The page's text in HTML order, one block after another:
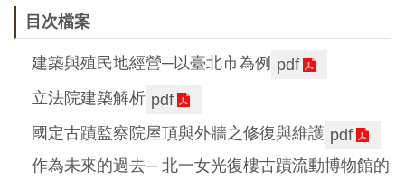
En
glis
h
日
本
語
ha
sa
Ind
on
esi
a
Tiế
ng
Việ
t
目次檔案
建築與殖民地經營─以臺北市為例 pdf
立法院建築解析 pdf
國定古蹟監察院屋頂與外牆之修復與維護 pdf
作為未來的過去─ 北一女光復樓古蹟流動博物館的